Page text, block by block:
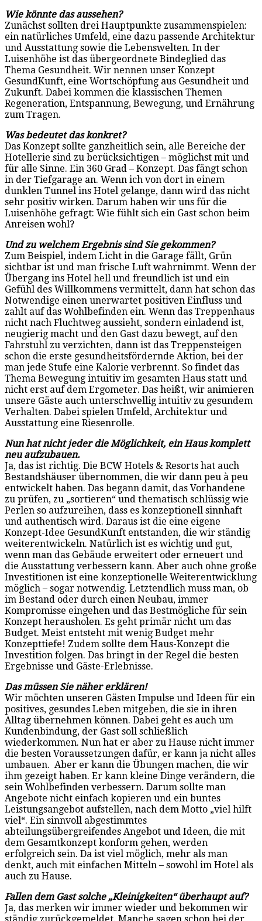
Wie könnte das aussehen?
Zunächst sollten drei Hauptpunkte zusammenspielen:
ein natürliches Umfeld, eine dazu passende Architektur
und Ausstattung sowie die Lebenswelten. In der
Luisenhöhe ist das übergeordnete Bindeglied das
Thema Gesundheit. Wir nennen unser Konzept
GesundKunft, eine Wortschöpfung aus Gesundheit und
Zukunft. Dabei kommen die klassischen Themen
Regeneration, Entspannung, Bewegung, und Ernährung
zum Tragen.
Was bedeutet das konkret?
Das Konzept sollte ganzheitlich sein, alle Bereiche der
Hotellerie sind zu berücksichtigen – möglichst mit und
für alle Sinne. Ein 360 Grad – Konzept. Das fängt schon
in der Tiefgarage an. Wenn ich von dort in einem
dunklen Tunnel ins Hotel gelange, dann wird das nicht
sehr positiv wirken. Darum haben wir uns für die
Luisenhöhe gefragt: Wie fühlt sich ein Gast schon beim
Anreisen wohl?
Und zu welchem Ergebnis sind Sie gekommen?
Zum Beispiel, indem Licht in die Garage fällt, Grün
sichtbar ist und man frische Luft wahrnimmt. Wenn der
Übergang ins Hotel hell und freundlich ist und ein
Gefühl des Willkommens vermittelt, dann hat schon das
Notwendige einen unerwartet positiven Einfluss und
zahlt auf das Wohlbefinden ein. Wenn das Treppenhaus
nicht nach Fluchtweg aussieht, sondern einladend ist,
neugierig macht und den Gast dazu bewegt, auf den
Fahrstuhl zu verzichten, dann ist das Treppensteigen
schon die erste gesundheitsfördernde Aktion, bei der
man jede Stufe eine Kalorie verbrennt. So findet das
Thema Bewegung intuitiv im gesamten Haus statt und
nicht erst auf dem Ergometer. Das heißt, wir animieren
unsere Gäste auch unterschwellig intuitiv zu gesundem
Verhalten. Dabei spielen Umfeld, Architektur und
Ausstattung eine Riesenrolle.
Nun hat nicht jeder die Möglichkeit, ein Haus komplett
neu aufzubauen.
Ja, das ist richtig. Die BCW Hotels & Resorts hat auch
Bestandshäuser übernommen, die wir dann peu à peu
entwickelt haben. Das begann damit, das Vorhandene
zu prüfen, zu „sortieren“ und thematisch schlüssig wie
Perlen so aufzureihen, dass es konzeptionell sinnhaft
und authentisch wird. Daraus ist die eine eigene
Konzept-Idee GesundKunft entstanden, die wir ständig
weiterentwickeln. Natürlich ist es wichtig und gut,
wenn man das Gebäude erweitert oder erneuert und
die Ausstattung verbessern kann. Aber auch ohne große
Investitionen ist eine konzeptionelle Weiterentwicklung
möglich – sogar notwendig. Letztendlich muss man, ob
im Bestand oder durch einen Neubau, immer
Kompromisse eingehen und das Bestmögliche für sein
Konzept herausholen. Es geht primär nicht um das
Budget. Meist entsteht mit wenig Budget mehr
Konzepttiefe! Zudem sollte dem Haus-Konzept die
Investition folgen. Das bringt in der Regel die besten
Ergebnisse und Gäste-Erlebnisse.
Das müssen Sie näher erklären!
Wir möchten unseren Gästen Impulse und Ideen für ein
positives, gesundes Leben mitgeben, die sie in ihren
Alltag übernehmen können. Dabei geht es auch um
Kundenbindung, der Gast soll schließlich
wiederkommen. Nun hat er aber zu Hause nicht immer
die besten Voraussetzungen dafür, er kann ja nicht alles
umbauen. Aber er kann die Übungen machen, die wir
ihm gezeigt haben. Er kann kleine Dinge verändern, die
sein Wohlbefinden verbessern. Darum sollte man
Angebote nicht einfach kopieren und ein buntes
Leistungsangebot aufstellen, nach dem Motto „viel hilft
viel“. Ein sinnvoll abgestimmtes
abteilungsübergreifendes Angebot und Ideen, die mit
dem Gesamtkonzept konform gehen, werden
erfolgreich sein. Da ist viel möglich, mehr als man
denkt, auch mit einfachen Mitteln – sowohl im Hotel als
auch zu Hause.
Fallen dem Gast solche „Kleinigkeiten“ überhaupt auf?
Ja, das merken wir immer wieder und bekommen wir